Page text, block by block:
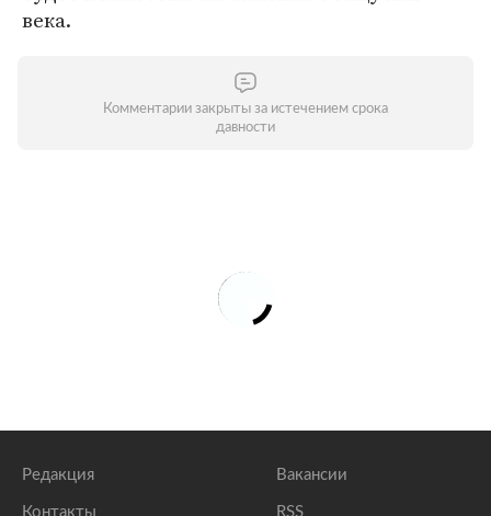
века.
Комментарии закрыты за истечением срока
давности
Редакция
Контакты
Вакансии
RSS